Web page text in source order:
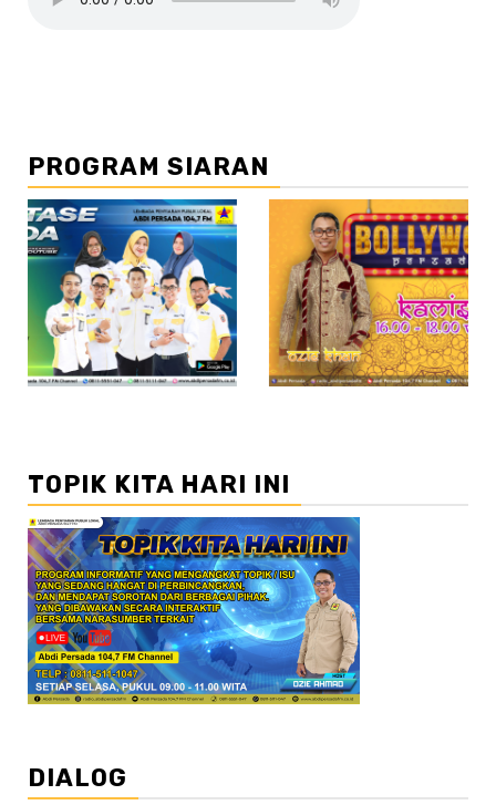
PROGRAM SIARAN
//2
TOPIK KITA HARI INI
DIALOG